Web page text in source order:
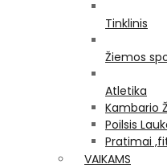
Tinklinis
Žiemos
Atletika
Kambario
Poilsis
Pratimai
VAIKAMS